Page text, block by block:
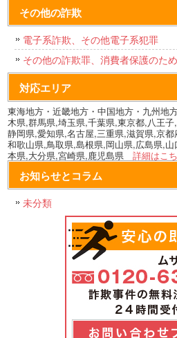
その他の詐欺
電子系詐欺、その他電子系犯罪
その他の詐欺罪、消費者保護のた
対応エリア
東海地方・近畿地方・中国地方・九州
木県,群馬県,埼玉県,千葉県,東京都,八王
静岡県,愛知県,名古屋,三重県,滋賀県,京
和歌山県,鳥取県,島根県,岡山県,広島県,
本県,大分県,宮崎県,鹿児島県詳細はこ
お知らせとコラム
未分類